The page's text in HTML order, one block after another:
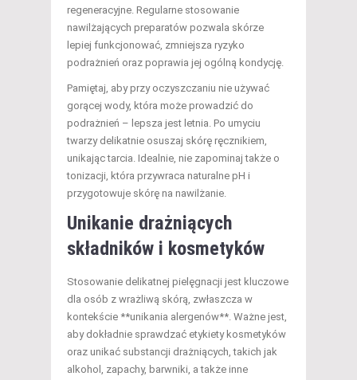
regeneracyjne. Regularne stosowanie
nawilżających preparatów pozwala skórze
lepiej funkcjonować, zmniejsza ryzyko
podrażnień oraz poprawia jej ogólną kondycję.
Pamiętaj, aby przy oczyszczaniu nie używać
gorącej wody, która może prowadzić do
podrażnień – lepsza jest letnia. Po umyciu
twarzy delikatnie osuszaj skórę ręcznikiem,
unikając tarcia. Idealnie, nie zapominaj także o
tonizacji, która przywraca naturalne pH i
przygotowuje skórę na nawilżanie.
Unikanie drażniących
składników i kosmetyków
Stosowanie delikatnej pielęgnacji jest kluczowe
dla osób z wrażliwą skórą, zwłaszcza w
kontekście **unikania alergenów**. Ważne jest,
aby dokładnie sprawdzać etykiety kosmetyków
oraz unikać substancji drażniących, takich jak
alkohol, zapachy, barwniki, a także inne